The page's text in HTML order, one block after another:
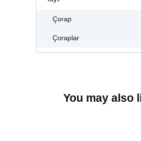
Çorap
Çoraplar
You may also